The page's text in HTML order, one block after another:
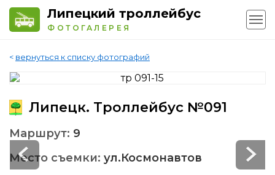
Липецкий троллейбус
ФОТОГАЛЕРЕЯ
< вернуться к списку фотографий
Липецк. Троллейбус №091
Маршрут: 9
Место съемки: ул.Космонавтов